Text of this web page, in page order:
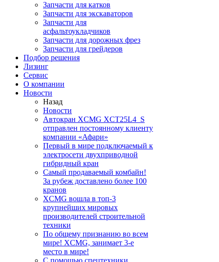
Запчасти для катков
Запчасти для экскаваторов
Запчасти для
асфальтоукладчиков
Запчасти для дорожных фрез
Запчасти для грейдеров
Подбор решения
Лизинг
Сервис
О компании
Новости
Назад
Новости
Автокран XCMG XCT25L4_S
отправлен постоянному клиенту
компании «Афари»
Первый в мире подключаемый к
электросети двухприводной
гибридный кран
Самый продаваемый комбайн!
За рубеж доставлено более 100
кранов
XCMG вошла в топ-3
крупнейших мировых
производителей строительной
техники
По общему признанию во всем
мире! XCMG, занимает 3-е
место в мире!
С помощью спецтехники